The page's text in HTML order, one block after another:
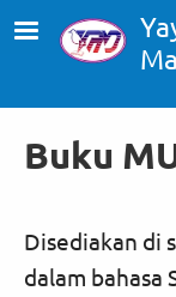
Skip to main
Buku
Disediakan di
dalam bahasa